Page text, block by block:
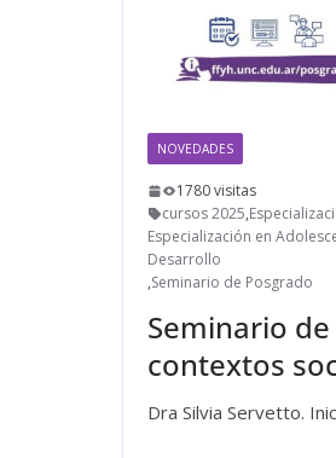
NOVEDADES
1780 visitas
cursos 2025,
Especialización en
Desarrollo
,Seminario de Posgrado
Seminario
contextos
Dra Silvia Servetto.